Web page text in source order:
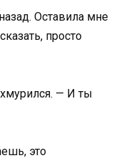
Оставила мне
просто
— И ты
это